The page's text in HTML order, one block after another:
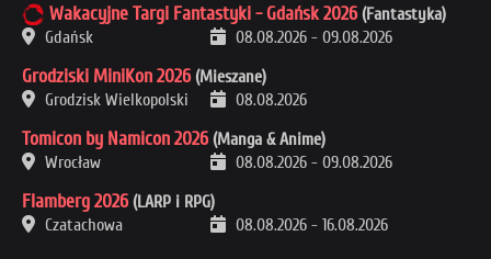
Wakacyjne Targi Fantastyki - Gdańsk 2026 (Fantastyka)
Gdańsk
08.08.2026 - 09.08.2026
Grodziski MiniKon 2026 (Mieszane)
Grodzisk Wielkopolski
08.08.2026
Tomicon by Namicon 2026 (Manga & Anime)
Wrocław
08.08.2026 - 09.08.2026
Flamberg 2026 (LARP i RPG)
Czatachowa
08.08.2026 - 16.08.2026